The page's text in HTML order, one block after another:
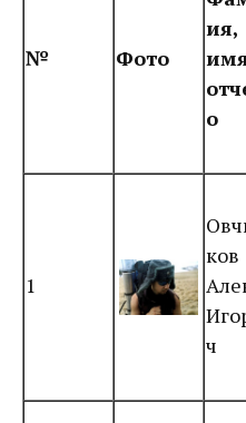
№ Фото
ия,
о
1
ков
ч